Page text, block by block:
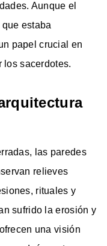
Aunque el
estaba
papel crucial en
los sacerdotes.
las paredes
relieves
rituales y
sufrido la erosión y
una visión